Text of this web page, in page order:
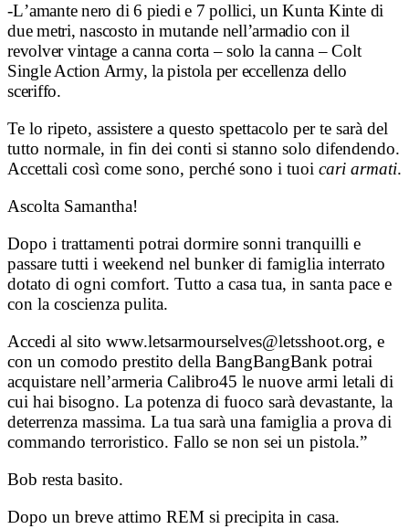
-L’amante nero di 6 piedi e 7 pollici, un Kunta Kinte di
due metri, nascosto in mutande nell’armadio con il
revolver vintage a canna corta – solo la canna – Colt
Single Action Army, la pistola per eccellenza dello
sceriffo.
Te lo ripeto, assistere a questo spettacolo per te sarà del
tutto normale, in fin dei conti si stanno solo difendendo.
Accettali così come sono, perché sono i tuoi cari armati.
Ascolta Samantha!
Dopo i trattamenti potrai dormire sonni tranquilli e
passare tutti i weekend nel bunker di famiglia interrato
dotato di ogni comfort. Tutto a casa tua, in santa pace e
con la coscienza pulita.
Accedi al sito www.letsarmourselves@letsshoot.org, e
con un comodo prestito della BangBangBank potrai
acquistare nell’armeria Calibro45 le nuove armi letali di
cui hai bisogno. La potenza di fuoco sarà devastante, la
deterrenza massima. La tua sarà una famiglia a prova di
commando terroristico. Fallo se non sei un pistola.”
Bob resta basito.
Dopo un breve attimo REM si precipita in casa.